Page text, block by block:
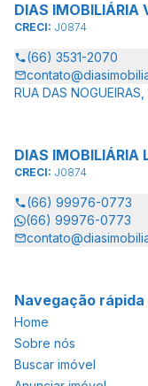
DIAS IMOBILIÁRIA
CRECI: J0874
(66) 3531-2070
RUA DAS
DIAS IMOBILIÁRIA
CRECI: J0874
(66) 99976-0773
(66) 99976-0773
Navegação rápida
Home
Sobre nós
Buscar imóvel